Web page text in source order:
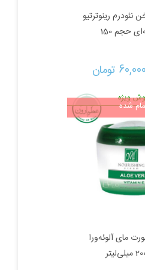
رینوترتیو
الیو دکس کاسه‌ای حجم 150
قیمت
75,000 تومان
60,000 تومان
فعلی:
60,000 تومان.
ویژه
شده
مای آلوئه‌ورا